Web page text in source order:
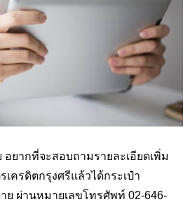
ยากที่จะสอบถามรายละเอียดเพิ่ม
เครดิตกรุงศรีแล้วได้กระเป๋า
ย ผ่านหมายเลขโทรศัพท์ 02-646-